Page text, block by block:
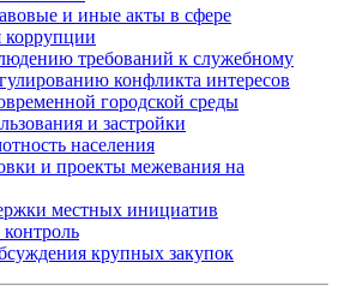
и иные акты в сфере
коррупции
требований к служебному
конфликта интересов
городской среды
и застройки
населения
и проекты межевания на
местных инициатив
крупных закупок